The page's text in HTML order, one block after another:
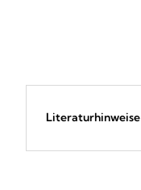
Literaturhinweise